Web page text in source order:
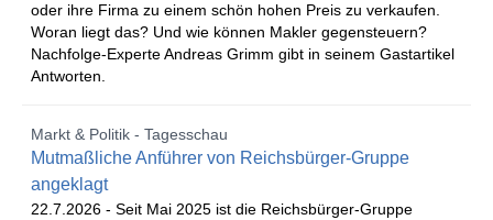
oder ihre Firma zu einem schön hohen Preis zu verkaufen.
Woran liegt das? Und wie können Makler gegensteuern?
Nachfolge-Experte Andreas Grimm gibt in seinem Gastartikel
Antworten.
Markt & Politik - Tagesschau
Mutmaßliche Anführer von Reichsbürger-Gruppe
angeklagt
22.7.2026 - Seit Mai 2025 ist die Reichsbürger-Gruppe